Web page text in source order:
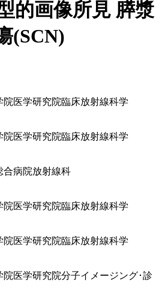
的画像所見 膵漿
(SCN)
院医学研究院臨床放射線科学
院医学研究院臨床放射線科学
合病院放射線科
院医学研究院臨床放射線科学
院医学研究院臨床放射線科学
院医学研究院分子イメージング･診